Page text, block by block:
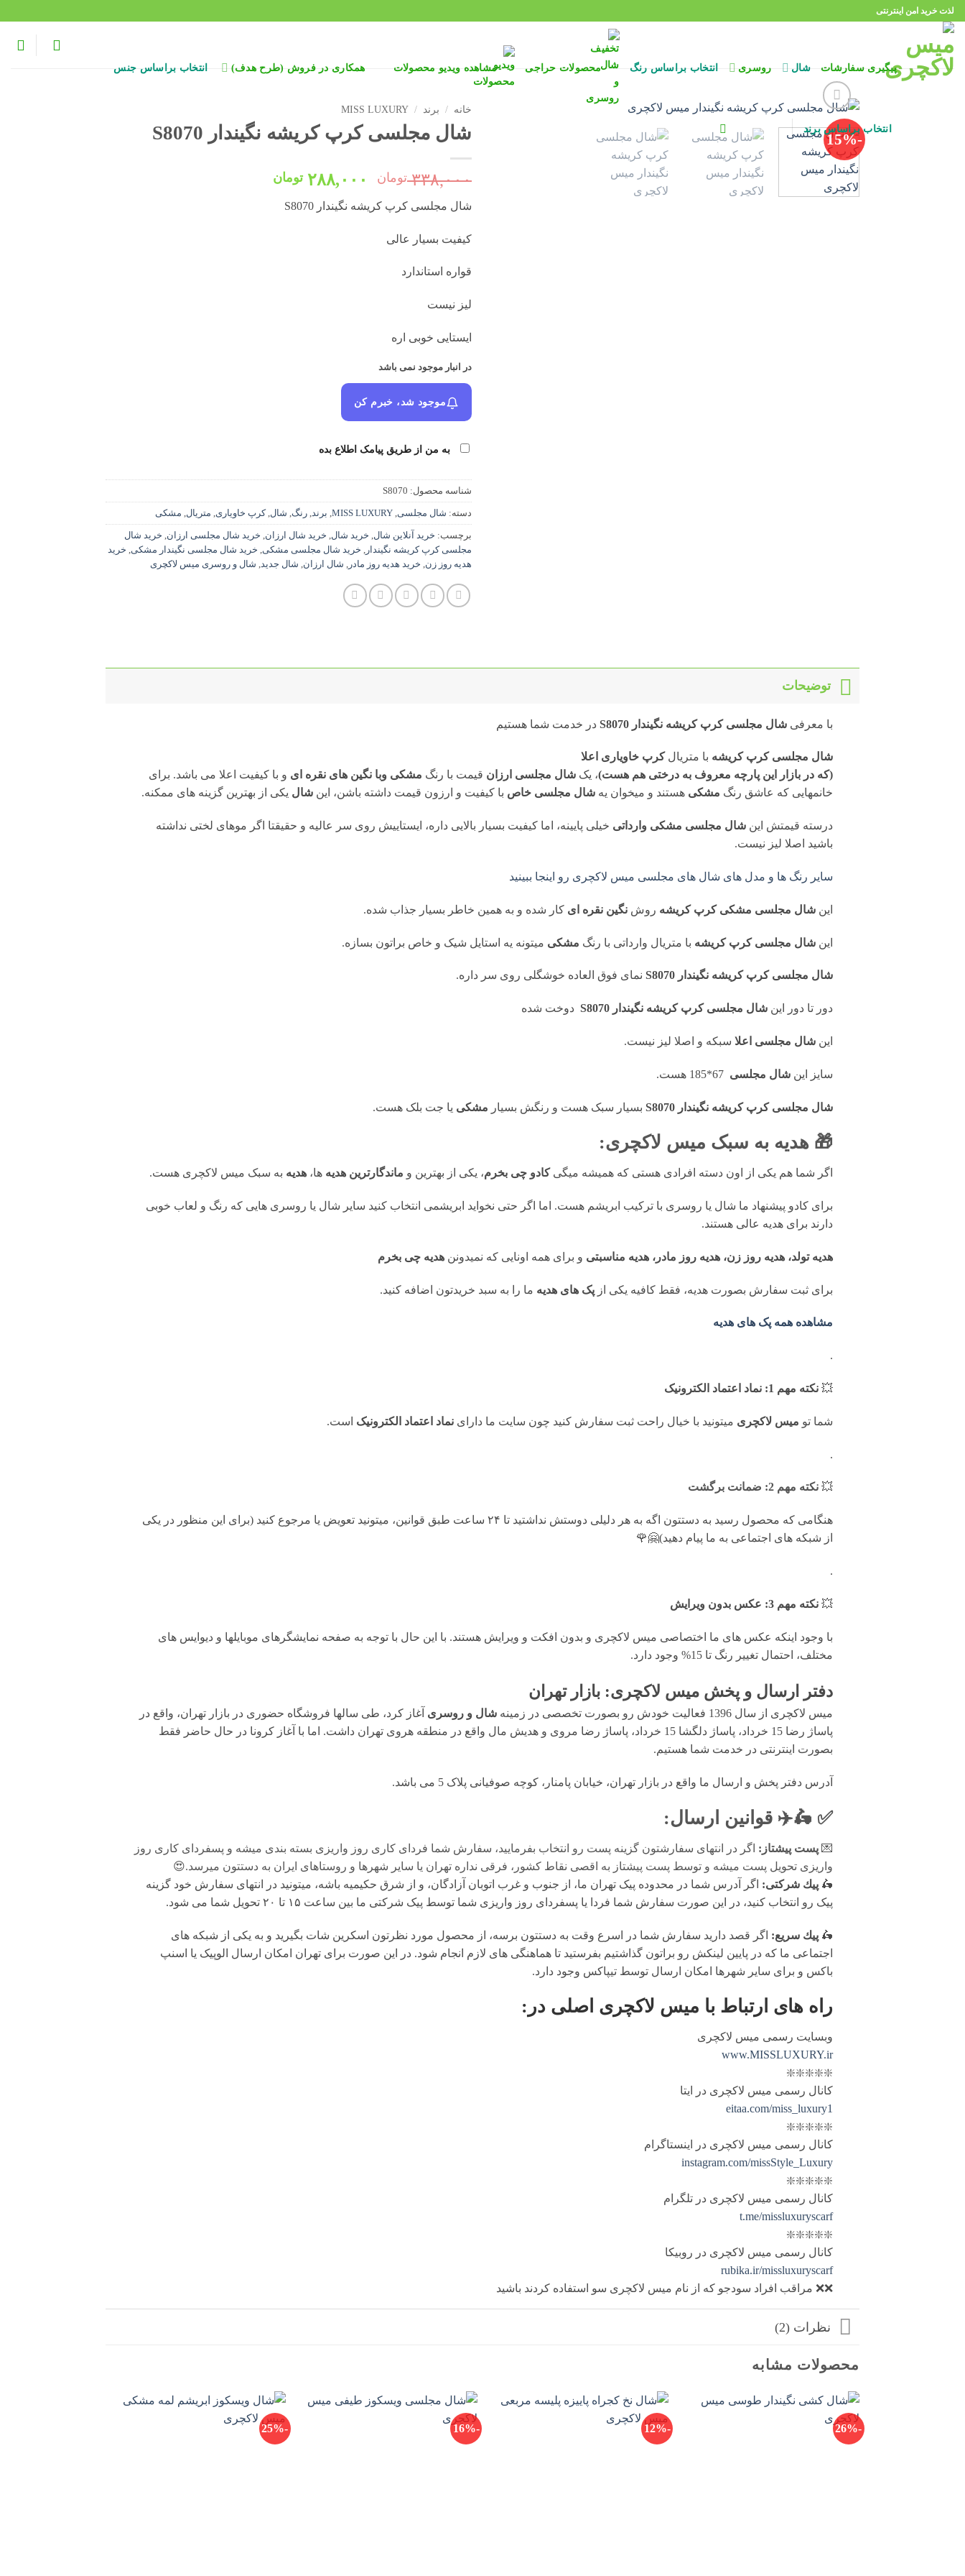
Skip
content
لذت خرید امن اینترنتی
پیگیری سفارشات شال روسری انتخاب براساس رنگ محصولات حراجی مشاهده ویدیو محصولات همکاری در فروش (طرح هدف) انتخاب براساس جنس
انتخاب براساس برند
-15%
خانه / برند /
MISS LUXURY
شال مجلسی کرپ کریشه نگیندار S8070
۳۳۸,۰۰۰ تومان
قیمت
اصلی:
۳۳۸,۰۰۰ تومان
۲۸۸,۰۰۰ تومان
شال مجلسی کرپ کریشه نگیندار S8070
کیفیت بسیار عالی
قواره استاندارد
لیز نیست
ایستایی خوبی اره
در انبار موجود نمی باشد
موجود شد، خبرم کن
به من از طریق پیامک اطلاع بده
شناسه محصول: S8070
دسته: شال مجلسی MISS LUXURY برند رنگ شال ,کرپ خاویاری متریال مشکی
برچسب: خرید آنلاین شال خرید شال خرید شال ارزان خرید شال مجلسی ارزان خرید شال
مجلسی کرپ کریشه نگیندار
خرید شال مجلسی مشکی خرید شال مجلسی نگیندار مشکی خرید
هدیه روز زن خرید هدیه روز مادر شال ارزان شال جدید شال و روسری میس لاکچری
توضیحات
با معرفی شال مجلسی کرپ کریشه نگیندار S8070 در خدمت شما هستیم
شال مجلسی کرپ کریشه با متریالکرپ خاویاری اعلا
(که در بازار این پارچه معروف به درختی هم هست)، یک شال مجلسی ارزان قیمت با رنگ مشکی وبا نگین های نقره ای و با کیفیت اعلا می باشد. برای
خانمهایی که عاشق رنگ مشکی هستند و میخوان یه شال مجلسی خاص با کیفیت و ارزون قیمت داشته باشن، این شال یکی از بهترین گزینه های ممکنه.
درسته قیمتش این شال مجلسی مشکی وارداتی خیلی پایینه، اما کیفیت بسیار بالایی داره، ایستاییش روی سر عالیه و حقیقتا اگر موهای لختی نداشته
باشید اصلا لیز نیست.
سایر رنگ ها و مدل های شال های مجلسی میس لاکچری رو اینجا ببینید
این شال مجلسی مشکی کرپ کریشه روش نگین نقره ای کار شده و به همین خاطر بسیار جذاب شده.
این شال مجلسی کرپ کریشه با متریال وارداتی با رنگ مشکی میتونه یه استایل شیک و خاص براتون بسازه.
شال مجلسی کرپ کریشه نگیندار S8070 نمای فوق العاده خوشگلی روی سر داره.
دور تا دور این شال مجلسی کرپ کریشه نگیندار S8070 دوخت شده
این شال مجلسی اعلا سبکه و اصلا لیز نیست.
سایز این شال مجلسی
شال مجلسی کرپ کریشه نگیندار S8070 بسیار سبک هست و رنگش بسیار مشکی یا جت بلک هست.
🎁 هدیه به سبک میس لاکچری:
اگر شما هم یکی از اون دسته افرادی هستی که همیشه میگیکادو چی بخرم، یکی از بهترین و ماندگارترین هدیه ها، هدیه به سبک میس لاکچری هست.
برای کادو پیشنهاد ما شال یا روسری با ترکیب ابریشم هست. اما اگر حتی نخواید ابریشمی انتخاب کنید سایر شال یا روسری هایی که رنگ و لعاب خوبی
دارند برای هدیه عالی هستند.
هدیه تولد، هدیه روز زن، هدیه روز مادر، هدیه مناسبتی و برای همه اونایی که نمیدونن هدیه چی بخرم
برای ثبت سفارش بصورت هدیه، فقط کافیه یکی از پک های هدیه ما را به سبد خریدتون اضافه کنید.
مشاهده همه پک های هدیه
.
💥 نکته مهم 1: نماد اعتماد الکترونیک
شما تو میس لاکچری میتونید با خیال راحت ثبت سفارش کنید چون سایت ما دارای نماد اعتماد الکترونیک است.
.
💥 نکته مهم 2: ضمانت برگشت
هنگامی که محصول رسید به دستتون اگه به هر دلیلی دوستش نداشتید تا ۲۴ ساعت طبق قوانین، میتونید تعویض یا مرجوع کنید (برای این منظور در یکی
از شبکه های اجتماعی به ما پیام دهید)🤗🌹
.
💥 نکته مهم 3: عکس بدون ویرایش
با وجود اینکه عکس های ما اختصاصی میس لاکچری و بدون افکت و ویرایش هستند. با این حال با توجه به صفحه نمایشگرهای موبایلها و دیوایس های
مختلف، احتمال تغییر رنگ تا 15% وجود دارد.
دفتر ارسال و پخش میس لاکچری: بازار تهران
میس لاکچری از سال 1396 فعالیت خودش رو بصورت تخصصی در زمینه شال و روسری آغاز کرد، طی سالها فروشگاه حضوری در بازار تهران، واقع در
پاساژ رضا 15 خرداد، پاساژ دلگشا 15 خرداد، پاساژ رضا مروی و هدیش مال واقع در منطقه هروی تهران داشت. اما با آغاز کرونا در حال حاضر فقط
بصورت اینترنتی در خدمت شما هستیم.
آدرس دفتر پخش و ارسال ما واقع در بازار تهران، خیابان پامنار، کوچه صوفیانی پلاک 5 می باشد.
✅ 🛵✈️ قوانين ارسال:
💌 پست پیشتاز: اگر در انتهای سفارشتون گزینه پست رو انتخاب بفرمایید، سفارش شما فردای کاری روز واریزی بسته بندی میشه و پسفردای کاری روز
واریزی تحویل پست میشه و توسط پست پیشتاز به اقصی نقاط کشور، فرقی نداره تهران یا سایر شهرها و روستاهای ایران به دستتون میرسد.😍
🛵 پيك شرکتی: اگر آدرس شما در محدوده پیک تهران ما، از جنوب و غرب اتوبان آزادگان، و از شرق حکیمیه باشه، میتونید در انتهای سفارش خود گزینه
پیک رو انتخاب کنید، در این صورت سفارش شما فردا یا پسفردای روز واريزى شما توسط پیک شرکتی ما بين ساعت ۱۵ تا ٢٠ تحويل شما مى شود.
🛵 پيك سریع: اگر قصد دارید سفارش شما در اسرع وقت به دستتون برسه، از محصول مورد نظرتون اسکرین شات بگیرید و به یکی از شبکه های
اجتماعی ما که در پایین لینکش رو براتون گذاشتیم بفرستید تا هماهنگی های لازم انجام شود. در این صورت برای تهران امکان ارسال الوپیک یا اسنپ
باکس و برای سایر شهرها امکان ارسال توسط تیپاکس وجود دارد.
راه های ارتباط با میس لاکچری اصلی در:
وبسایت رسمی میس لاکچری
www.MISSLUXURY.ir
❇️❇️❇️❇️❇️
کانال رسمی میس لاکچری در ایتا
eitaa.com/miss_luxury1
❇️❇️❇️❇️❇️
کانال رسمی میس لاکچری در اینستاگرام
instagram.com/missStyle_Luxury
❇️❇️❇️❇️❇️
کانال رسمی میس لاکچری در تلگرام
t.me/missluxuryscarf
❇️❇️❇️❇️❇️
کانال رسمی میس لاکچری در روبیکا
rubika.ir/missluxuryscarf
❌❌ مراقب افراد سودجو که از نام میس لاکچری سو استفاده کردند باشید
نظرات (2)
محصولات مشابه
-26%
-12%
-16%
-25%